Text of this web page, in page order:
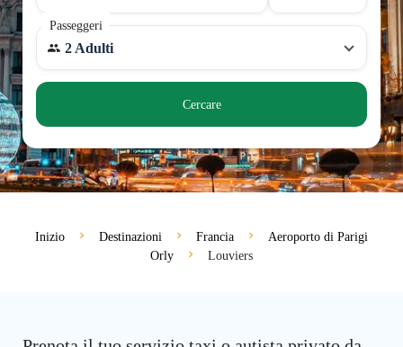
Passeggeri
2 Adulti
Cercare
Inizio Destinazioni Francia
Aeroporto di Parigi
Orly
Louviers